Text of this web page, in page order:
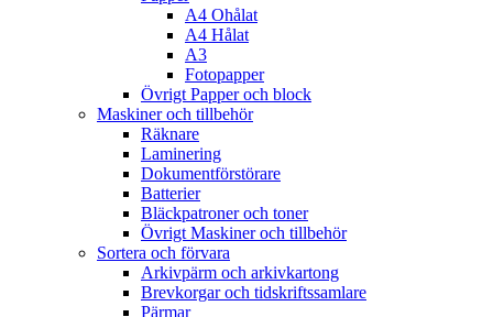
A4 Ohålat
A4 Hålat
A3
Fotopapper
Övrigt Papper och block
Maskiner och tillbehör
Räknare
Laminering
Dokumentförstörare
Batterier
Bläckpatroner och toner
Övrigt Maskiner och tillbehör
Sortera och förvara
Arkivpärm och arkivkartong
Brevkorgar och tidskriftssamlare
Pärmar